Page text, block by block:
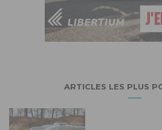
ARTICLES LES PLUS